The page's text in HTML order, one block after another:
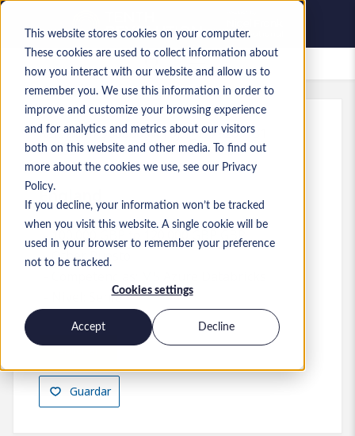
This website stores cookies on your computer.
These cookies are used to collect information about
how you interact with our website and allow us to
remember you. We use this information in order to
improve and customize your browsing experience
and for analytics and metrics about our visitors
both on this website and other media. To find out
more about the cookies we use, see our Privacy
Policy.
If you decline, your information won’t be tracked
when you visit this website. A single cookie will be
used in your browser to remember your preference
not to be tracked.
Cookies settings
Accept Decline
Empleos guardados
Ref. :a0MP9000009wT9J.1_1779269731
Data Architect
England
100.000 GBP to 120.000 GBP GBP
OtherPuesto
Senior
Guardar
Solicitar